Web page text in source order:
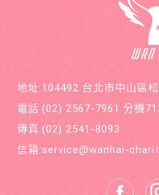
地址:104492 台北市中山區
電話:(02) 2567-7961 分機
傳真:(02) 2541-8093
信箱:service@wanhai-